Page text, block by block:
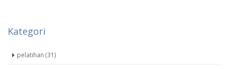
Kategori
pelatihan (31)